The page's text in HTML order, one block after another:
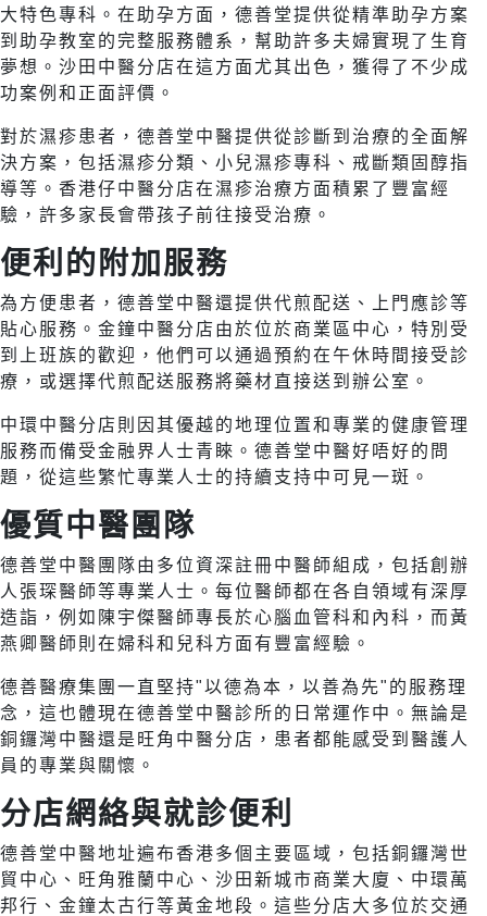
大特色專科。在助孕方面，德善堂提供從精準助孕方案
到助孕教室的完整服務體系，幫助許多夫婦實現了生育
夢想。沙田中醫分店在這方面尤其出色，獲得了不少成
功案例和正面評價。
對於濕疹患者，德善堂中醫提供從診斷到治療的全面解
決方案，包括濕疹分類、小兒濕疹專科、戒斷類固醇指
導等。香港仔中醫分店在濕疹治療方面積累了豐富經
驗，許多家長會帶孩子前往接受治療。
便利的附加服務
為方便患者，德善堂中醫還提供代煎配送、上門應診等
貼心服務。金鐘中醫分店由於位於商業區中心，特別受
到上班族的歡迎，他們可以通過預約在午休時間接受診
療，或選擇代煎配送服務將藥材直接送到辦公室。
中環中醫分店則因其優越的地理位置和專業的健康管理
服務而備受金融界人士青睞。德善堂中醫好唔好的問
題，從這些繁忙專業人士的持續支持中可見一斑。
優質中醫團隊
德善堂中醫團隊由多位資深註冊中醫師組成，包括創辦
人張琛醫師等專業人士。每位醫師都在各自領域有深厚
造詣，例如陳宇傑醫師專長於心腦血管科和內科，而黃
燕卿醫師則在婦科和兒科方面有豐富經驗。
德善醫療集團一直堅持"以德為本，以善為先"的服務理
念，這也體現在德善堂中醫診所的日常運作中。無論是
銅鑼灣中醫還是旺角中醫分店，患者都能感受到醫護人
員的專業與關懷。
分店網絡與就診便利
德善堂中醫地址遍布香港多個主要區域，包括銅鑼灣世
貿中心、旺角雅蘭中心、沙田新城市商業大廈、中環萬
邦行、金鐘太古行等黃金地段。這些分店大多位於交通